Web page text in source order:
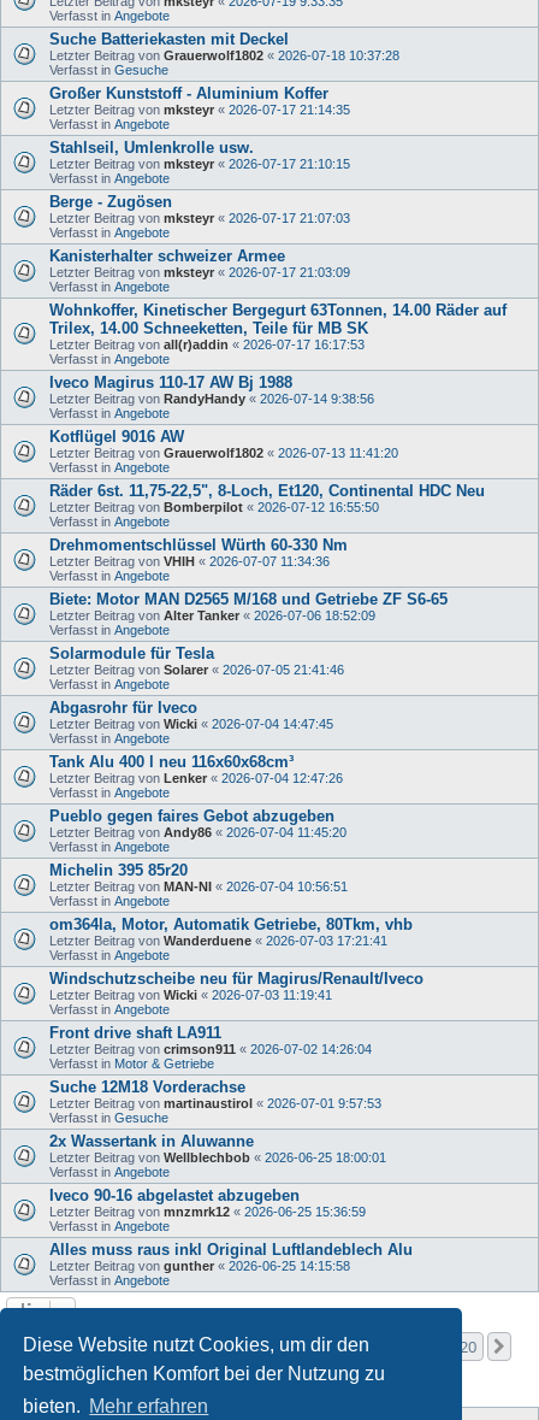
Diese Website nutzt Cookies, um dir den
bestmöglichen Komfort bei der Nutzung zu
bieten. Mehr erfahren
Verfasst in Angebote
Suche Batteriekasten mit Deckel
Letzter Beitrag von Grauerwolf1802 « 2026-07-18 10:37:28
Verfasst in Gesuche
Großer Kunststoff - Aluminium Koffer
Letzter Beitrag von mksteyr « 2026-07-17 21:14:35
Verfasst in Angebote
Stahlseil, Umlenkrolle usw.
Letzter Beitrag von mksteyr « 2026-07-17 21:10:15
Verfasst in Angebote
Berge - Zugösen
Letzter Beitrag von mksteyr « 2026-07-17 21:07:03
Verfasst in Angebote
Kanisterhalter schweizer Armee
Letzter Beitrag von mksteyr « 2026-07-17 21:03:09
Verfasst in Angebote
Wohnkoffer, Kinetischer Bergegurt 63Tonnen, 14.00 Räder auf
Trilex, 14.00 Schneeketten, Teile für MB SK
Letzter Beitrag von all(r)addin « 2026-07-17 16:17:53
Verfasst in Angebote
Iveco Magirus 110-17 AW Bj 1988
Letzter Beitrag von RandyHandy « 2026-07-14 9:38:56
Verfasst in Angebote
Kotflügel 9016 AW
Letzter Beitrag von Grauerwolf1802 « 2026-07-13 11:41:20
Verfasst in Angebote
Räder 6st. 11,75-22,5", 8-Loch, Et120, Continental HDC Neu
Letzter Beitrag von Bomberpilot « 2026-07-12 16:55:50
Verfasst in Angebote
Drehmomentschlüssel Würth 60-330 Nm
Letzter Beitrag von VHIH « 2026-07-07 11:34:36
Verfasst in Angebote
Biete: Motor MAN D2565 M/168 und Getriebe ZF S6-65
Letzter Beitrag von Alter Tanker « 2026-07-06 18:52:09
Verfasst in Angebote
Solarmodule für Tesla
Letzter Beitrag von Solarer « 2026-07-05 21:41:46
Verfasst in Angebote
Abgasrohr für Iveco
Letzter Beitrag von Wicki « 2026-07-04 14:47:45
Verfasst in Angebote
Tank Alu 400 l neu 116x60x68cm³
Letzter Beitrag von Lenker « 2026-07-04 12:47:26
Verfasst in Angebote
Pueblo gegen faires Gebot abzugeben
Letzter Beitrag von Andy86 « 2026-07-04 11:45:20
Verfasst in Angebote
Michelin 395 85r20
Letzter Beitrag von MAN-NI « 2026-07-04 10:56:51
Verfasst in Angebote
om364la, Motor, Automatik Getriebe, 80Tkm, vhb
Letzter Beitrag von Wanderduene « 2026-07-03 17:21:41
Verfasst in Angebote
Windschutzscheibe neu für Magirus/Renault/Iveco
Letzter Beitrag von Wicki « 2026-07-03 11:19:41
Verfasst in Angebote
Front drive shaft LA911
Letzter Beitrag von crimson911 « 2026-07-02 14:26:04
Verfasst in Motor & Getriebe
Suche 12M18 Vorderachse
Letzter Beitrag von martinaustirol « 2026-07-01 9:57:53
Verfasst in Gesuche
2x Wassertank in Aluwanne
Letzter Beitrag von Wellblechbob « 2026-06-25 18:00:01
Verfasst in Angebote
Iveco 90-16 abgelastet abzugeben
Letzter Beitrag von mnzmrk12 « 2026-06-25 15:36:59
Verfasst in Angebote
Alles muss raus inkl Original Luftlandeblech Alu
Letzter Beitrag von gunther « 2026-06-25 14:15:58
Verfasst in Angebote
Die Suche ergab mehr als 1000 Treffer Seite1von
1 2 3 20